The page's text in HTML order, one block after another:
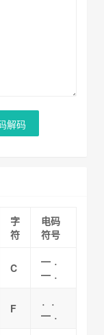
解码
字
符
电码
符号
C
━ ．
━ ．
F
．．
━ ．